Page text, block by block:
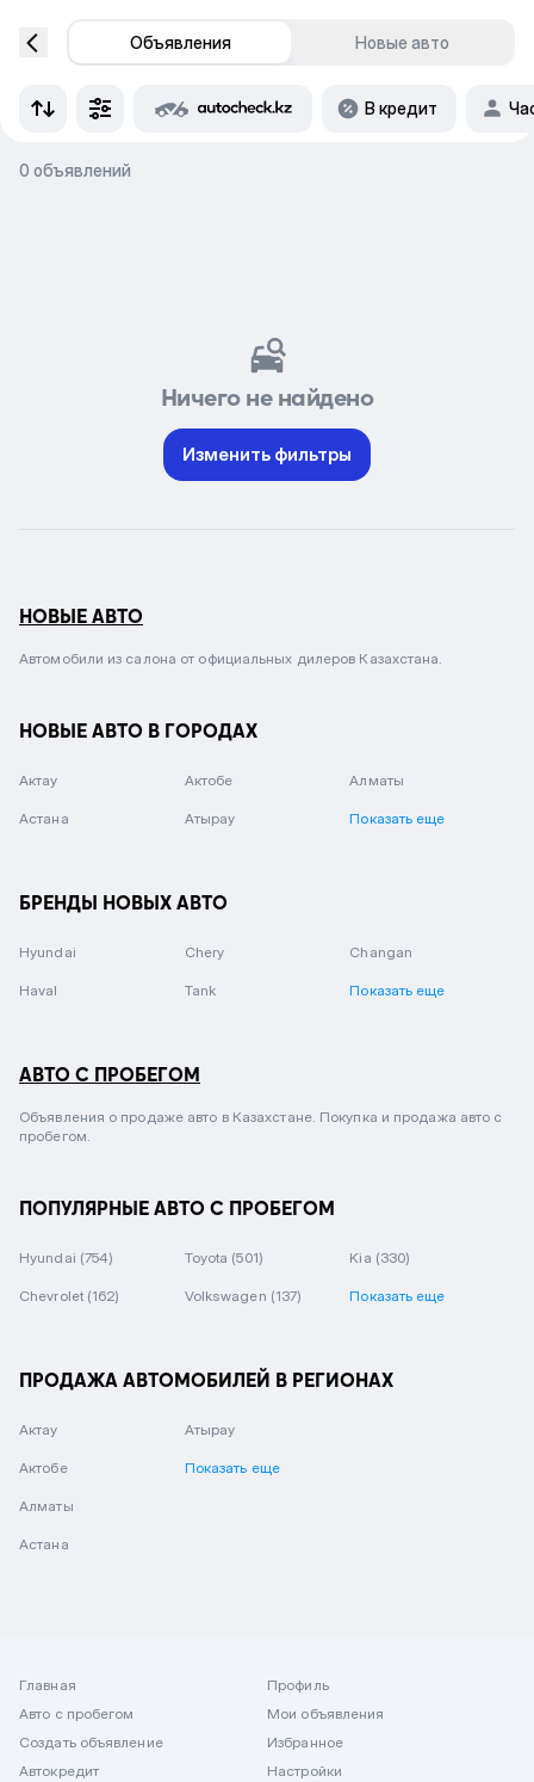
Объявления Новые авто
В кредит
0 объявлений
Ничего не найдено
Изменить фильтры
НОВЫЕ АВТО
Автомобили из салона от официальных дилеров Казахстана.
НОВЫЕ АВТО В ГОРОДАХ
Актау Актобе Алматы
Астана Атырау Показать еще
БРЕНДЫ НОВЫХ АВТО
Hyundai Chery Changan
Haval Tank Показать еще
АВТО С ПРОБЕГОМ
Объявления о продаже авто в Казахстане. Покупка и продажа авто с
пробегом.
ПОПУЛЯРНЫЕ АВТО С ПРОБЕГОМ
Hyundai (754) Toyota (501) Kia (330)
Chevrolet (162) Volkswagen (137) Показать еще
ПРОДАЖА АВТОМОБИЛЕЙ В РЕГИОНАХ
Актау
Актобе
Алматы
Астана
Атырау
Показать еще
Главная
Авто с пробегом
Создать объявление
Автокредит
Профиль
Мои объявления
Избранное
Настройки